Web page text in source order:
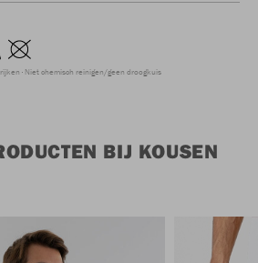
Niet chemisch reinigen/geen droogkuis
BIJ KOUSEN